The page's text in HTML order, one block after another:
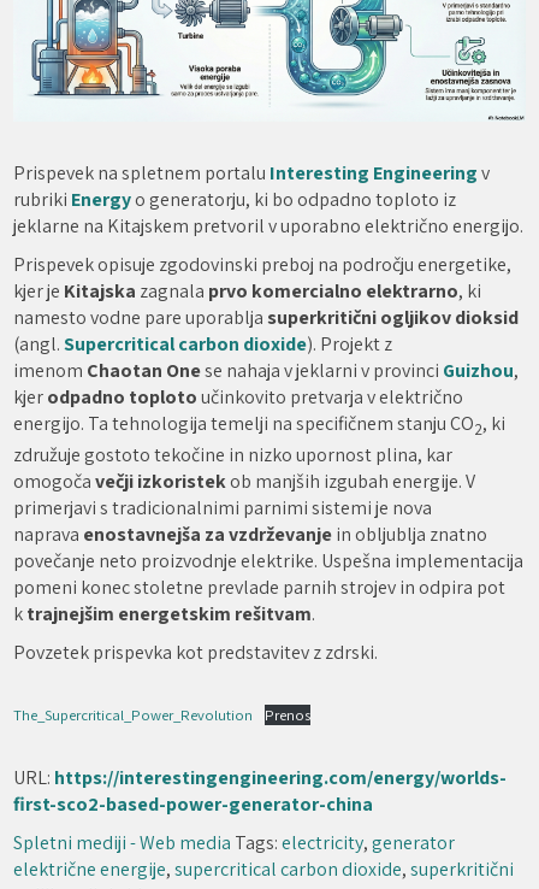
Prispevek na spletnem portalu Interesting Engineeringv
rubriki Energyo generatorju, ki bo odpadno toploto iz
jeklarne na Kitajskem pretvoril v uporabno električno energijo.
Prispevek opisuje zgodovinski preboj na področju energetike,
kjer je Kitajska zagnala prvo komercialno elektrarno, ki
namesto vodne pare uporabljasuperkritični ogljikov dioksid
(angl.Supercritical carbon dioxide). Projekt z
imenom Chaotan Onese nahaja v jeklarni v provinci Guizhou,
kjerodpadno toplotoučinkovito pretvarja v električno
energijo. Ta tehnologija temelji na specifičnem stanju CO2, ki
združuje gostoto tekočine in nizko upornost plina, kar
omogočavečji izkoristekob manjših izgubah energije. V
primerjavi s tradicionalnimi parnimi sistemi je nova
naprava enostavnejša za vzdrževanjein obljublja znatno
povečanje neto proizvodnje elektrike. Uspešna implementacija
pomeni konec stoletne prevlade parnih strojev in odpira pot
ktrajnejšim energetskim rešitvam.
Povzetek prispevka kot predstavitev z zdrski.
The_Supercritical_Power_Revolution Prenos
URL: https://interestingengineering.com/energy/worlds-
first-sco2-based-power-generator-china
Spletni mediji - Web media Tags:electricity,generator
električne energije,supercritical carbon dioxide,superkritični